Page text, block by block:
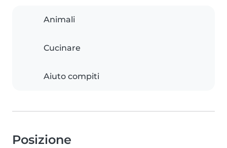
Animali
Cucinare
Aiuto compiti
Posizione